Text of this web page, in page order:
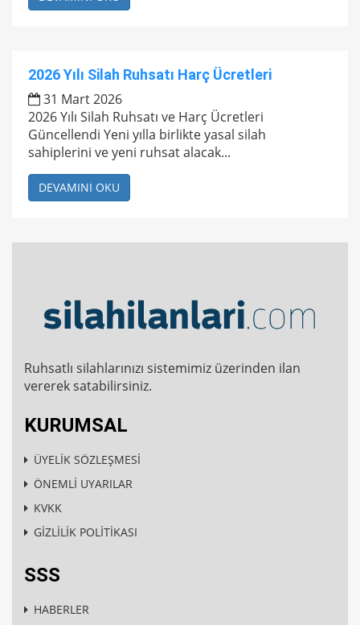
2026 Yılı Silah Ruhsatı Harç Ücretleri
31 Mart 2026
2026 Yılı Silah Ruhsatı ve Harç Ücretleri
Güncellendi Yeni yılla birlikte yasal silah
sahiplerini ve yeni ruhsat alacak...
DEVAMINI OKU
Ruhsatlı silahlarınızı sistemimiz üzerinden ilan
vererek satabilirsiniz.
KURUMSAL
ÜYELİK SÖZLEŞMESİ
ÖNEMLİ UYARILAR
KVKK
GİZLİLİK POLİTİKASI
SSS
HABERLER